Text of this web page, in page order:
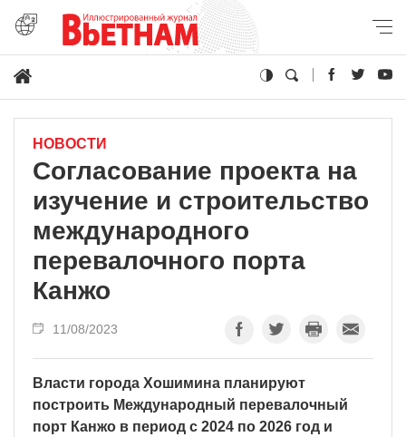
НОВОСТИ
Согласование проекта на
изучение и строительство
международного
перевалочного порта
Канжо
11/08/2023
Власти города Хошимина планируют
построить Международный перевалочный
порт Канжо в период с 2024 по 2026 год и